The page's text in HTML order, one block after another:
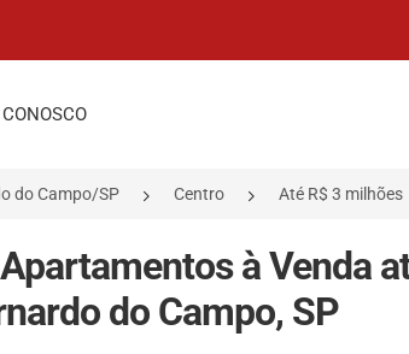
do Campo/SP Centro Até R$ 3 milhões
à Venda
do Campo, SP